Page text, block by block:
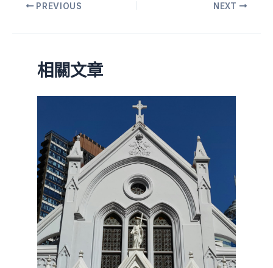
PREVIOUS NEXT
相關文章